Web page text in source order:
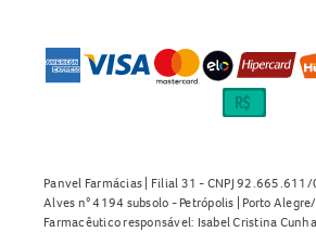
Panvel Farmácias | Filial 31 - CNPJ
Alves n° 4194 subsolo - Petrópolis | Porto
Farmacêutico responsável: Isabel Cristina Cunha